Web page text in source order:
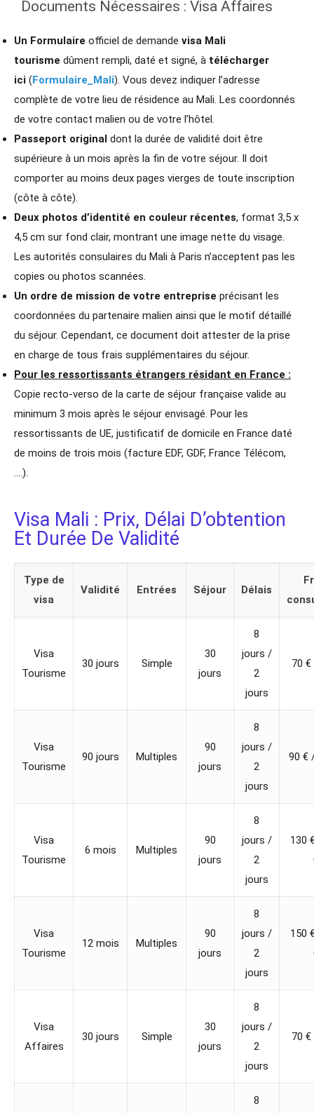
Documents Nécessaires : Visa Affaires
Un Formulaire officiel de demande visa Mali
tourisme dûment rempli, daté et signé, à télécharger
ici (Formulaire_Mali). Vous devez indiquer l’adresse
complète de votre lieu de résidence au Mali. Les coordonnés
de votre contact malien ou de votre l’hôtel.
Passeport original dont la durée de validité doit être
supérieure à un mois après la fin de votre séjour. Il doit
comporter au moins deux pages vierges de toute inscription
(côte à côte).
Deux photos d’identité en couleur récentes, format 3,5 x
4,5 cm sur fond clair, montrant une image nette du visage.
Les autorités consulaires du Mali à Paris n’acceptent pas les
copies ou photos scannées.
Un ordre de mission de votre entreprise précisant les
coordonnées du partenaire malien ainsi que le motif détaillé
du séjour. Cependant, ce document doit attester de la prise
en charge de tous frais supplémentaires du séjour.
Pour les ressortissants étrangers résidant en France :
Copie recto-verso de la carte de séjour française valide au
minimum 3 mois après le séjour envisagé. Pour les
ressortissants de UE, justificatif de domicile en France daté
de moins de trois mois (facture EDF, GDF, France Télécom,
….).
Visa Mali : Prix, Délai D’obtention
Et Durée De Validité
Type de
visa
Validité Entrées Séjour Délais
Visa
Tourisme
30 jours Simple
30
jours
8
jours /
2
jours
70
Visa
Tourisme
90 jours Multiples
90
jours
8
jours /
2
jours
90 €
Visa
Tourisme
6 mois Multiples
90
jours
8
jours /
2
jours
130
Visa
Tourisme
12 mois Multiples
90
jours
8
jours /
2
jours
150
Visa
Affaires
30 jours Simple
30
jours
8
jours /
2
jours
70
8